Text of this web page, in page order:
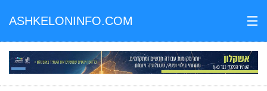
ASHKELONINFO.COM III